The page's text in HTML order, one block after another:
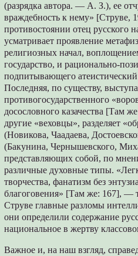
(разрядка автора. — А. З.), ее
враждебность к нему» [Струве,
противостоянии отец русского
усматривает проявление
религиозных начал,
государство, и рационально-
подпитывающего
Последняя, по существу,
противогосударственного
досословного казачества [Там
другие «веховцы», разделяет
(Новикова, Чаадаева,
(Бакунина, Чернышевского,
представляющих собой, по
различные духовные типы.
творчества, фанатизм без
благоговения» [Там же: 167], —
Струве главные разломы
они определили содержание
национальное в жертву
Важное и, на наш взгляд,